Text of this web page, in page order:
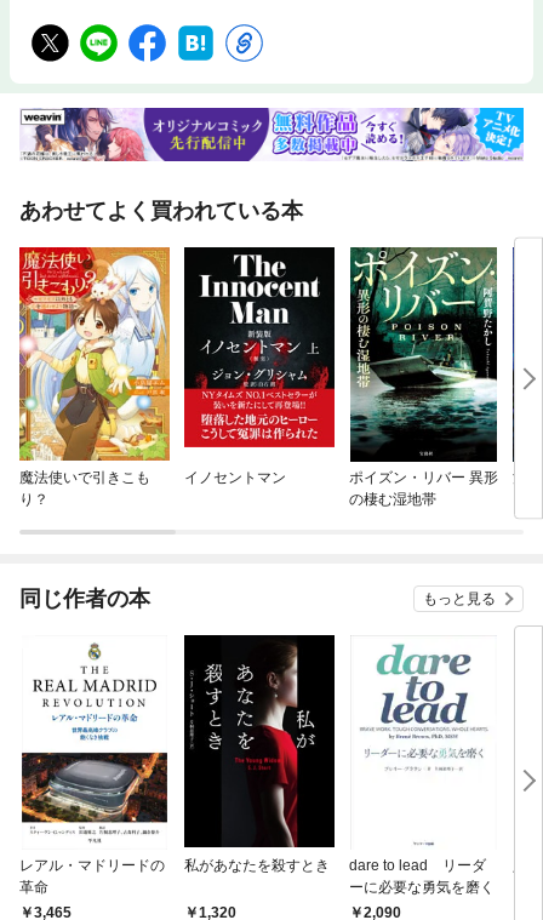
あわせてよく買われている本
魔法使いで引きこも
り？
イノセントマン
ポイズン・リバー 異形
の棲む湿地帯
満
同じ作者の本 もっと見る
レアル・マドリードの
革命
3,465
私があなたを殺すとき
1,320
dare to lead リーダ
ーに必要な勇気を磨く
2,090